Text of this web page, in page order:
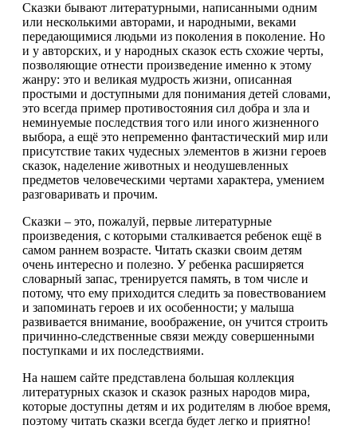
Сказки бывают литературными, написанными одним
или несколькими авторами, и народными, веками
передающимися людьми из поколения в поколение. Но
и у авторских, и у народных сказок есть схожие черты,
позволяющие отнести произведение именно к этому
жанру: это и великая мудрость жизни, описанная
простыми и доступными для понимания детей словами,
это всегда пример противостояния сил добра и зла и
неминуемые последствия того или иного жизненного
выбора, а ещё это непременно фантастический мир или
присутствие таких чудесных элементов в жизни героев
сказок, наделение животных и неодушевленных
предметов человеческими чертами характера, умением
разговаривать и прочим.
Сказки – это, пожалуй, первые литературные
произведения, с которыми сталкивается ребенок ещё в
самом раннем возрасте. Читать сказки своим детям
очень интересно и полезно. У ребенка расширяется
словарный запас, тренируется память, в том числе и
потому, что ему приходится следить за повествованием
и запоминать героев и их особенности; у малыша
развивается внимание, воображение, он учится строить
причинно-следственные связи между совершенными
поступками и их последствиями.
На нашем сайте представлена большая коллекция
литературных сказок и сказок разных народов мира,
которые доступны детям и их родителям в любое время,
поэтому читать сказки всегда будет легко и приятно!